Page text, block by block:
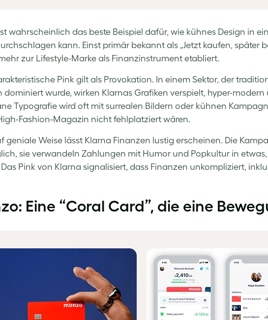
wahrscheinlich das beste Beispiel dafür, wie kühnes Design in
kann. Einst primär bekannt als „Jetzt kaufen, später
zur Lifestyle-Marke als Finanzinstrument etabliert.
Pink gilt als Provokation. In einem Sektor, der
dominiert wurde, wirken Klarnas Grafiken verspielt, hyper-
Typografie wird oft mit surrealen Bildern oder kühnen
Fashion-Magazin nicht fehlplatziert wären.
geniale Weise lässt Klarna Finanzen lustig erscheinen. Die
sie verwandeln Zahlungen mit Humor und Popkultur in
Pink von Klarna signalisiert, dass Finanzen unkompliziert,
Eine “Coral Card”, die eine